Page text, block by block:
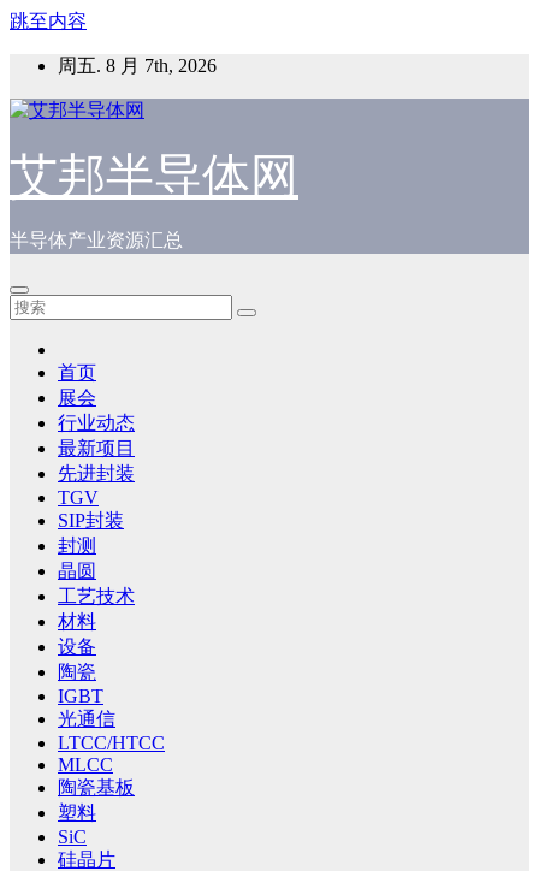
跳至内容
周五. 8 月 7th, 2026
艾邦半导体网
半导体产业资源汇总
首页
展会
行业动态
最新项目
先进封装
TGV
SIP封装
封测
晶圆
工艺技术
材料
设备
陶瓷
IGBT
光通信
LTCC/HTCC
MLCC
陶瓷基板
塑料
SiC
硅晶片